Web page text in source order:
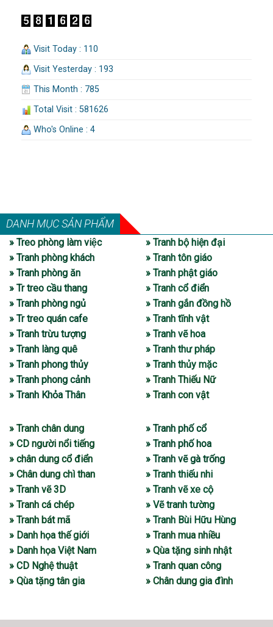
Visit Today : 110
Visit Yesterday : 193
This Month : 785
Total Visit : 581626
Who's Online : 4
DANH MỤC SẢN PHẨM
» Treo phòng làm việc
» Tranh phòng khách
» Tranh phòng ăn
» Tr treo cầu thang
» Tranh phòng ngủ
» Tr treo quán cafe
» Tranh trừu tượng
» Tranh làng quê
» Tranh phong thủy
» Tranh phong cảnh
» Tranh Khỏa Thân
» Tranh bộ hiện đại
» Tranh tôn giáo
» Tranh phật giáo
» Tranh cổ điển
» Tranh gắn đồng hồ
» Tranh tĩnh vật
» Tranh vẽ hoa
» Tranh thư pháp
» Tranh thủy mặc
» Tranh Thiếu Nữ
» Tranh con vật
» Tranh chân dung
» CD người nổi tiếng
» chân dung cổ điển
» Chân dung chì than
» Tranh vẽ 3D
» Tranh cá chép
» Tranh bát mã
» Danh họa thế giới
» Danh họa Việt Nam
» CD Nghệ thuật
» Qùa tặng tân gia
» Tranh phố cổ
» Tranh phố hoa
» Tranh vẽ gà trống
» Tranh thiếu nhi
» Tranh vẽ xe cộ
» Vẽ tranh tường
» Tranh Bùi Hữu Hùng
» Tranh mua nhiều
» Qùa tặng sinh nhật
» Tranh quan công
» Chân dung gia đình